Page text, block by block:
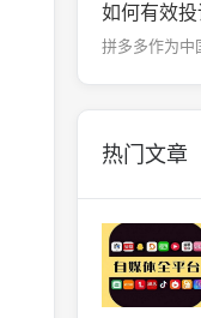
如何有效
热门文章